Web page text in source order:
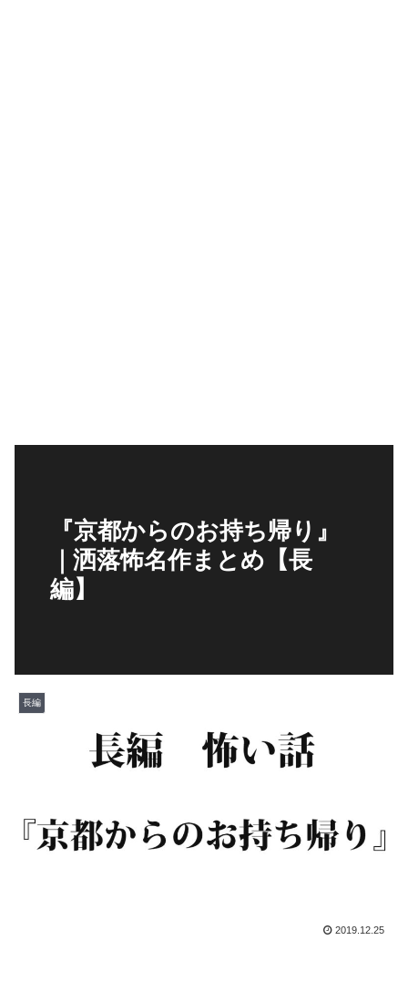
『京都からのお持ち帰り』
｜洒落怖名作まとめ【長
編】
長編
2019.12.25